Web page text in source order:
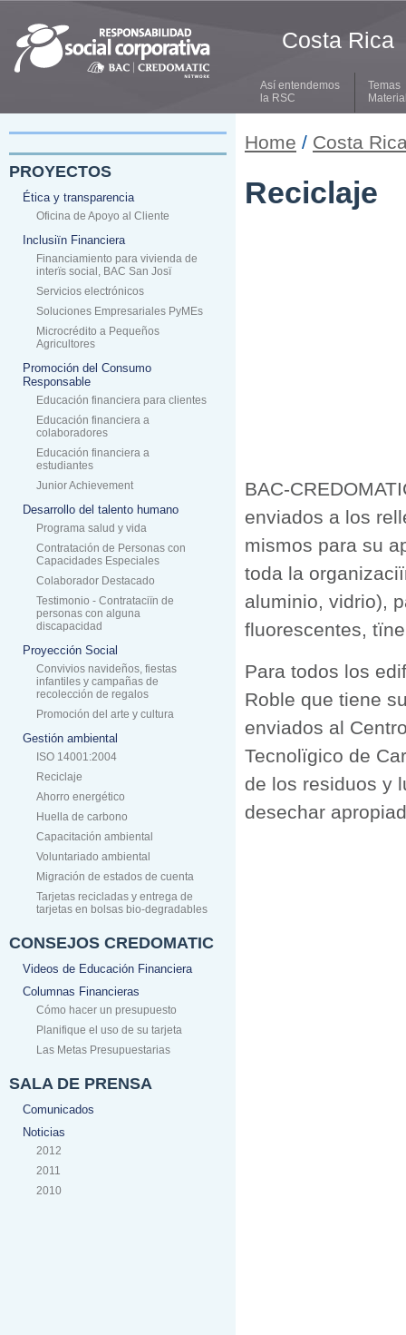
Así entendemos
la RSC
Temas
Costa Rica
PROYECTOS
Ética y transparencia
Oficina de Apoyo al Cliente
Inclusiïn Financiera
Financiamiento para vivienda de
interïs social, BAC San Josï
Servicios electrónicos
Soluciones Empresariales PyMEs
Microcrédito a Pequeños
Agricultores
Promoción del Consumo
Responsable
Educación financiera para clientes
Educación financiera a
colaboradores
Educación financiera a
estudiantes
Junior Achievement
Desarrollo del talento humano
Programa salud y vida
Contratación de Personas con
Capacidades Especiales
Colaborador Destacado
Testimonio - Contrataciïn de
personas con alguna
discapacidad
Proyección Social
Convivios navideños, fiestas
infantiles y campañas de
recolección de regalos
Promoción del arte y cultura
Gestión ambiental
ISO 14001:2004
Reciclaje
Ahorro energético
Huella de carbono
Capacitación ambiental
Voluntariado ambiental
Migración de estados de cuenta
Tarjetas recicladas y entrega de
tarjetas en bolsas bio-degradables
CONSEJOS CREDOMATIC
Videos de Educación Financiera
Columnas Financieras
Cómo hacer un presupuesto
Planifique el uso de su tarjeta
Las Metas Presupuestarias
SALA DE PRENSA
Comunicados
Noticias
2012
2011
2010
Home / Costa
Reciclaje
BAC-
enviados a los
mismos para su
toda la
aluminio, vidrio),
fluorescentes,
Para todos los
Roble que tiene
enviados al
Tecnolïgico de
de los residuos y
desechar